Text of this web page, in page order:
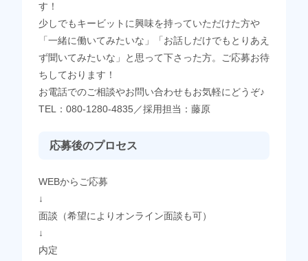
す！
少しでもキービットに興味を持っていただけた方や
「一緒に働いてみたいな」「お話しだけでもとりあえ
ず聞いてみたいな」と思って下さった方。ご応募お待
ちしております！
お電話でのご相談やお問い合わせもお気軽にどうぞ♪
TEL：080-1280-4835／採用担当：藤原
応募後のプロセス
WEBからご応募
↓
面談（希望によりオンライン面談も可）
↓
内定